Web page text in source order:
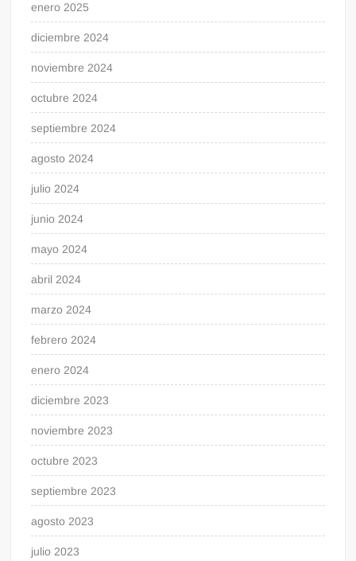
enero 2025
diciembre 2024
noviembre 2024
octubre 2024
septiembre 2024
agosto 2024
julio 2024
junio 2024
mayo 2024
abril 2024
marzo 2024
febrero 2024
enero 2024
diciembre 2023
noviembre 2023
octubre 2023
septiembre 2023
agosto 2023
julio 2023